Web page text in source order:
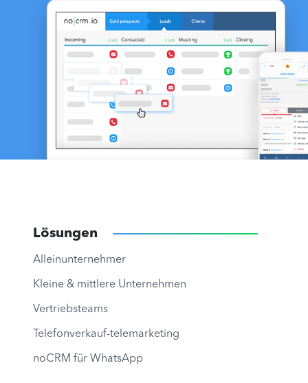
Lösungen
Alleinunternehmer
Kleine & mittlere Unternehmen
Vertriebsteams
Telefonverkauf-telemarketing
noCRM für WhatsApp